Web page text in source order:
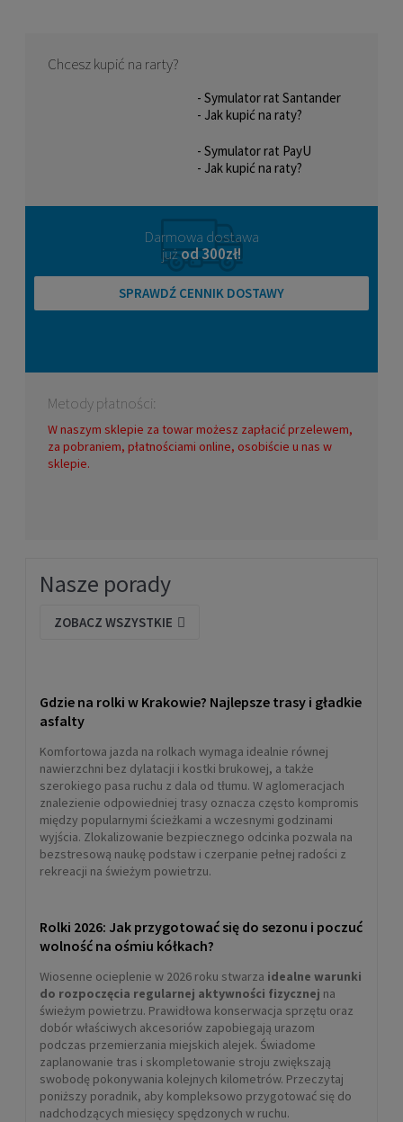
Chcesz kupić na rarty?
- Symulator rat Santander
- Jak kupić na raty?
- Symulator rat PayU
- Jak kupić na raty?
Darmowa dostawa
już od 300zł!
SPRAWDŹ CENNIK DOSTAWY
Metody płatności:
W naszym sklepie za towar możesz zapłacić przelewem,
za pobraniem, płatnościami online, osobiście u nas w
sklepie.
Nasze porady
ZOBACZ WSZYSTKIE
Gdzie na rolki w Krakowie? Najlepsze trasy i gładkie
asfalty
Komfortowa jazda na rolkach wymaga idealnie równej
nawierzchni bez dylatacji i kostki brukowej, a także
szerokiego pasa ruchu z dala od tłumu. W aglomeracjach
znalezienie odpowiedniej trasy oznacza często kompromis
między popularnymi ścieżkami a wczesnymi godzinami
wyjścia. Zlokalizowanie bezpiecznego odcinka pozwala na
bezstresową naukę podstaw i czerpanie pełnej radości z
rekreacji na świeżym powietrzu.
Rolki 2026: Jak przygotować się do sezonu i poczuć
wolność na ośmiu kółkach?
Wiosenne ocieplenie w 2026 roku stwarza idealne warunki
do rozpoczęcia regularnej aktywności fizycznej na
świeżym powietrzu. Prawidłowa konserwacja sprzętu oraz
dobór właściwych akcesoriów zapobiegają urazom
podczas przemierzania miejskich alejek. Świadome
zaplanowanie tras i skompletowanie stroju zwiększają
swobodę pokonywania kolejnych kilometrów. Przeczytaj
poniższy poradnik, aby kompleksowo przygotować się do
nadchodzących miesięcy spędzonych w ruchu.